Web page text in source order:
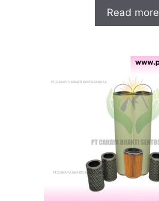
Read more